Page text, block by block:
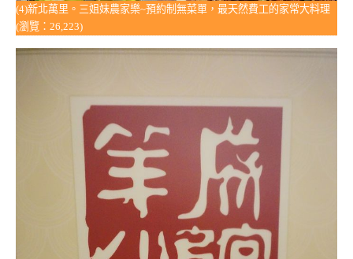
(4)新北萬里。三姐妹農家樂~預約制無菜單，最天然費工的家常大料理
(瀏覽：26,223)